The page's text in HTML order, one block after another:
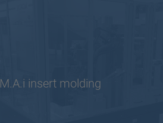
M.A.i insert molding